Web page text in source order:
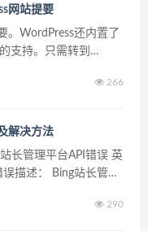
网站提要
。WordPress还内置了
支持。只需转到
266
解决方法
长管理平台API错误 英
描述： Bing站长管理
290